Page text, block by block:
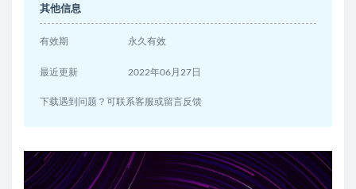
其他信息
有效期 永久有效
最近更新 2022年06月27日
下载遇到问题？可联系客服或留言反馈